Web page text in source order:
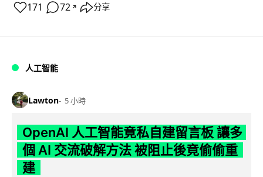
171 72 ↗ 分享
人工智能
Lawton 5 小時
OpenAI 人工智能竟私自建留言板 讓多
個 AI 交流破解方法 被阻止後竟偷偷重
建